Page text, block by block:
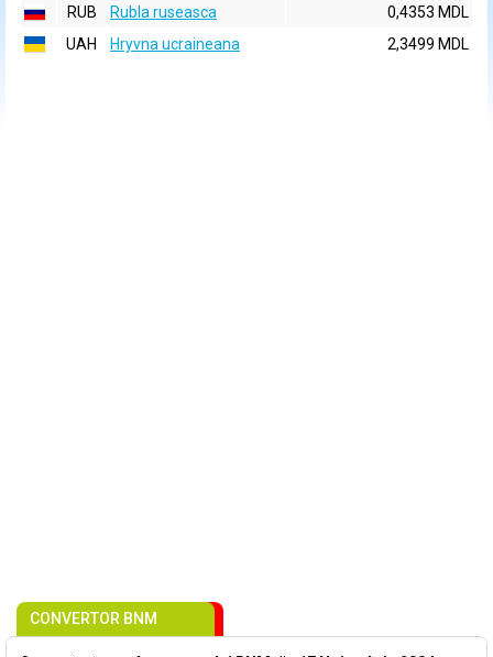
RUB
Rubla ruseasca
0,4353 MDL
UAH
Hryvna ucraineana 2,3499 MDL
CONVERTOR BNM